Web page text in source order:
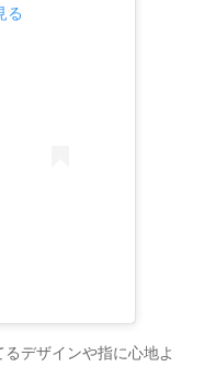
る
デザインや指に心地よ